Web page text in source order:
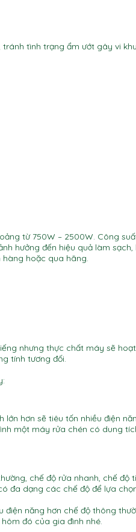
tình trạng ẩm ướt gây vi
từ 750W – 2500W. Công
hưởng đến hiệu quả làm sạch,
hoặc qua hãng.
nhưng thực chất máy sẽ
tính tương đối.
hơn sẽ tiêu tốn nhiều điện
một máy rửa chén có dung
chế độ rửa nhanh, chế độ
đa dạng các chế độ để lựa
điện năng hơn chế độ thông
đó của gia đình nhé.